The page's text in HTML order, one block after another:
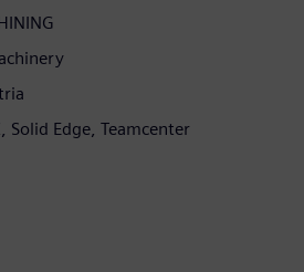
Solid Edge, Teamcenter